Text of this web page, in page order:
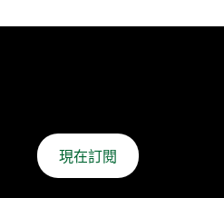
現在訂閱